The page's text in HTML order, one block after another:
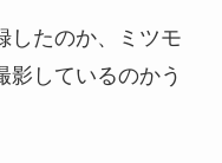
したのか、ミツモ
影しているのかう